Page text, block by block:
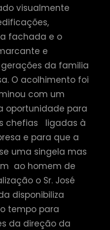
visualmente
fachada e o
e
da familia
O acolhimento foi
com um
oportunidade para
chefias ligadas à
e para que a
uma singela mas
ao homem de
o Sr. José
disponibiliza
tempo para
da direção da